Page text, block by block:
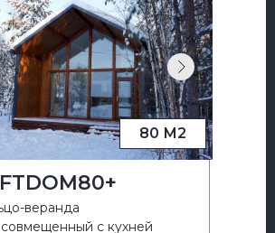
веранда
с кухней
80 М2